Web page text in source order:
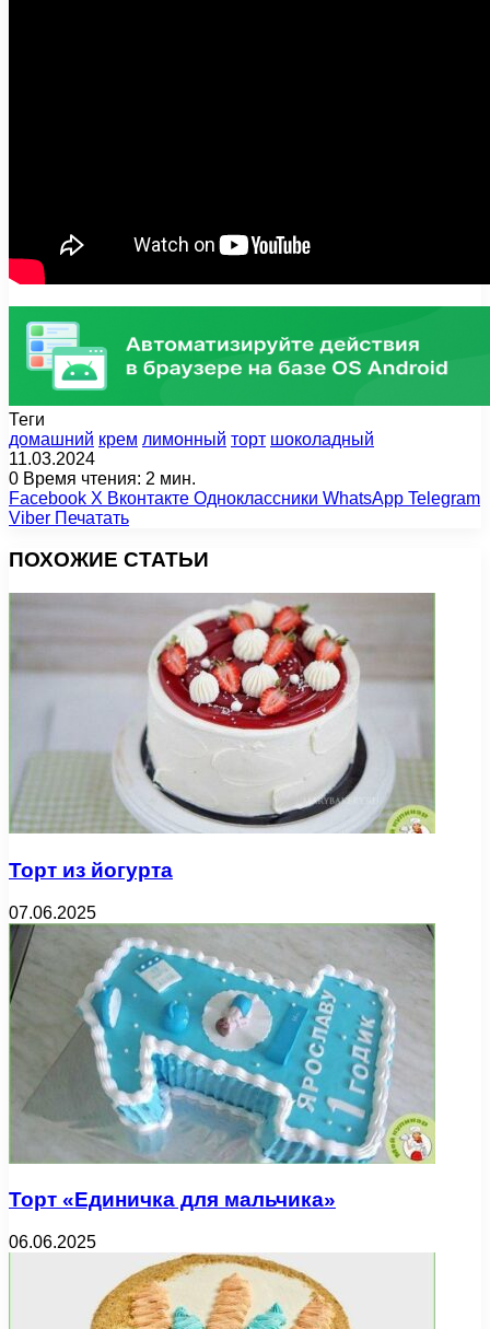
Теги
домашний крем лимонный торт шоколадный
11.03.2024
0 Время чтения: 2 мин.
Facebook X Вконтакте Одноклассники WhatsApp Telegram
Viber Печатать
ПОХОЖИЕ СТАТЬИ
Торт из йогурта
07.06.2025
Торт «Единичка для мальчика»
06.06.2025